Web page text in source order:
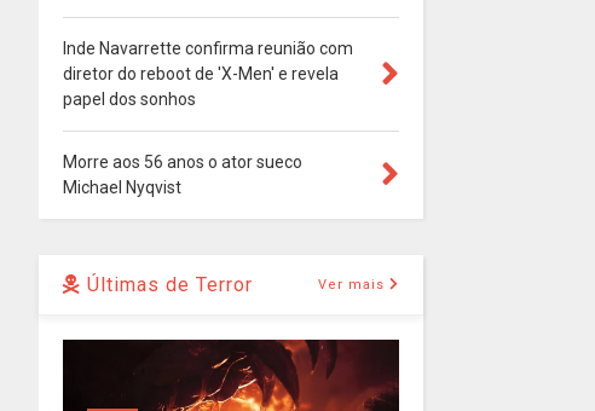
Inde Navarrette confirma reunião com
diretor do reboot de 'X-Men' e revela
papel dos sonhos
Morre aos 56 anos o ator sueco
Michael Nyqvist
Últimas de Terror Ver mais